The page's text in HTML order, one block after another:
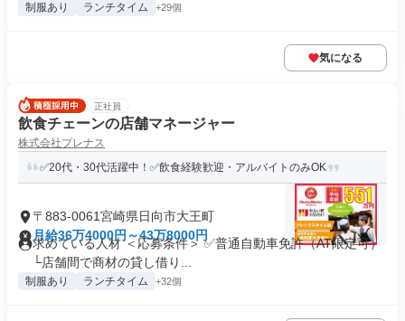
制服あり ランチタイム +29個
気になる
正社員
飲食チェーンの店舗マネージャー
株式会社プレナス
✅20代・30代活躍中！✅飲食経験歓迎・アルバイトのみOK
〒883-0061宮崎県日向市大王町
月給36万4000円～43万8000円
求めている人材 ＜応募条件＞ ✅普通自動車免許（AT限定可）
└店舗間で商材の貸し借り...
制服あり ランチタイム +32個